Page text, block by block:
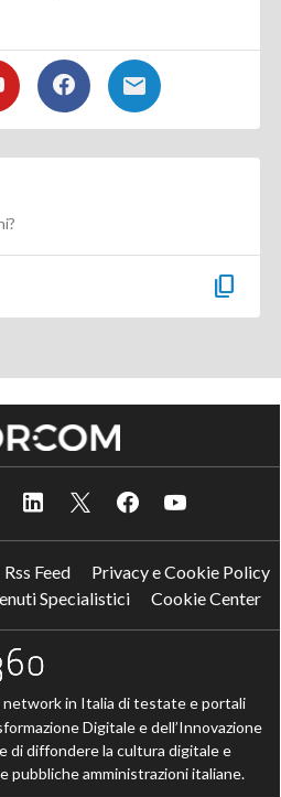
content_copy
Rss Feed
Privacy e Cookie Policy
Specialistici
Cookie Center
network in Italia di testate e portali
Digitale e dell’Innovazione
di diffondere la cultura digitale e
pubbliche amministrazioni italiane.